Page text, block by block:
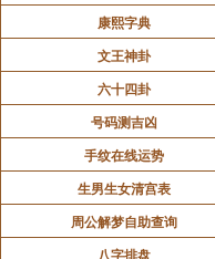
康熙字典
文王神卦
六十四卦
号码测吉凶
手纹在线运势
生男生女清宫表
周公解梦自助查询
八字排盘